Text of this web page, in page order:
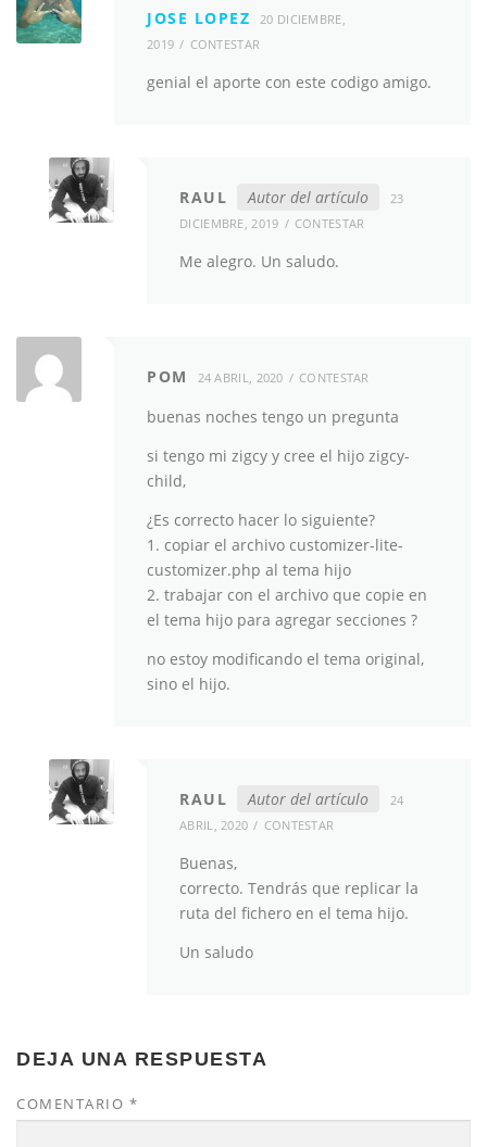
JOSE LOPEZ
20 DICIEMBRE,
2019
CONTESTAR
genial el aporte con este codigo amigo.
RAUL Autor del artículo
23
DICIEMBRE, 2019
CONTESTAR
Me alegro. Un saludo.
POM 24 ABRIL, 2020 CONTESTAR
buenas noches tengo un pregunta
si tengo mi zigcy y cree el hijo zigcy-
child,
¿Es correcto hacer lo siguiente?
1. copiar el archivo customizer-lite-
customizer.php al tema hijo
2. trabajar con el archivo que copie en
el tema hijo para agregar secciones ?
no estoy modificando el tema original,
sino el hijo.
RAUL Autor del artículo
24
ABRIL, 2020
CONTESTAR
Buenas,
correcto. Tendrás que replicar la
ruta del fichero en el tema hijo.
Un saludo
DEJA UNA RESPUESTA
COMENTARIO *